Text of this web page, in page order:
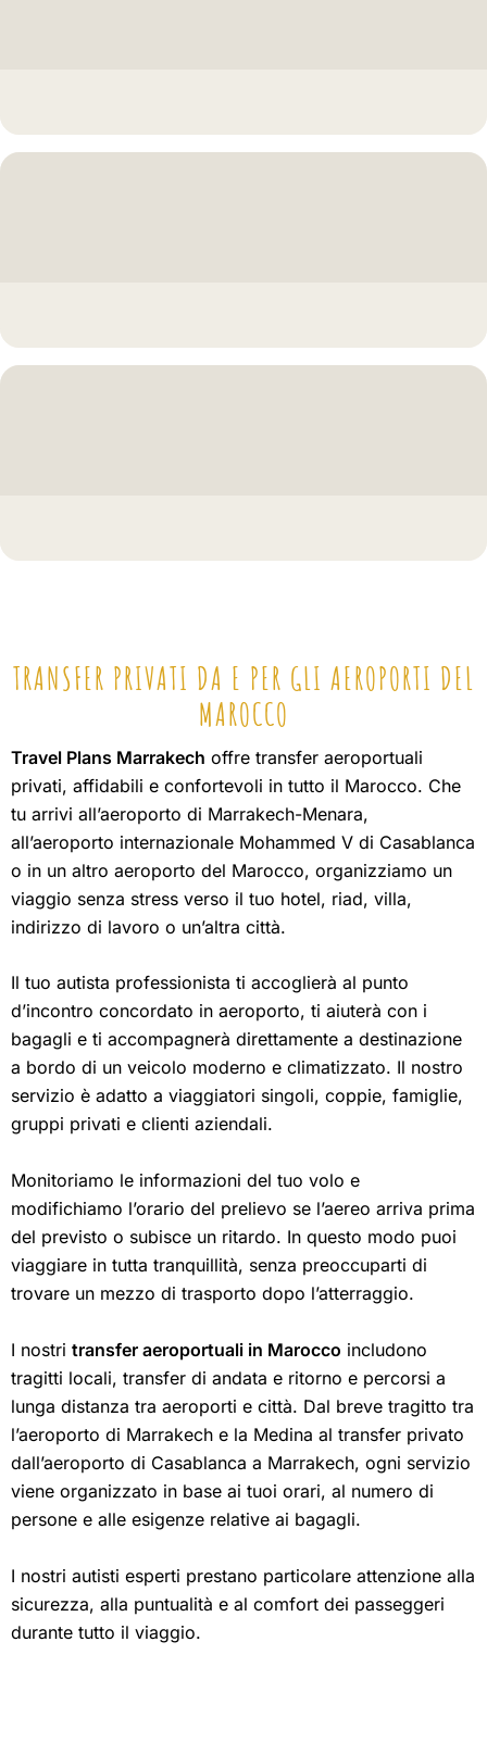
TRANSFER PRIVATI DA E PER GLI AEROPORTI DEL
MAROCCO
Travel Plans Marrakech offre transfer aeroportuali
privati, affidabili e confortevoli in tutto il Marocco. Che
tu arrivi all’aeroporto di Marrakech-Menara,
all’aeroporto internazionale Mohammed V di Casablanca
o in un altro aeroporto del Marocco, organizziamo un
viaggio senza stress verso il tuo hotel, riad, villa,
indirizzo di lavoro o un’altra città.
Il tuo autista professionista ti accoglierà al punto
d’incontro concordato in aeroporto, ti aiuterà con i
bagagli e ti accompagnerà direttamente a destinazione
a bordo di un veicolo moderno e climatizzato. Il nostro
servizio è adatto a viaggiatori singoli, coppie, famiglie,
gruppi privati e clienti aziendali.
Monitoriamo le informazioni del tuo volo e
modifichiamo l’orario del prelievo se l’aereo arriva prima
del previsto o subisce un ritardo. In questo modo puoi
viaggiare in tutta tranquillità, senza preoccuparti di
trovare un mezzo di trasporto dopo l’atterraggio.
I nostri transfer aeroportuali in Marocco includono
tragitti locali, transfer di andata e ritorno e percorsi a
lunga distanza tra aeroporti e città. Dal breve tragitto tra
l’aeroporto di Marrakech e la Medina al transfer privato
dall’aeroporto di Casablanca a Marrakech, ogni servizio
viene organizzato in base ai tuoi orari, al numero di
persone e alle esigenze relative ai bagagli.
I nostri autisti esperti prestano particolare attenzione alla
sicurezza, alla puntualità e al comfort dei passeggeri
durante tutto il viaggio.